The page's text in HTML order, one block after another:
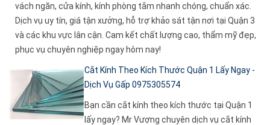
vách ngăn, cửa kính, kính phòng tắm nhanh chóng, chuẩn xác.
Dịch vụ uy tín, giá tận xưởng, hỗ trợ khảo sát tận nơi tại Quận 3
và các khu vực lân cận. Cam kết chất lượng cao, thẩm mỹ đẹp,
phục vụ chuyên nghiệp ngay hôm nay!
Cắt Kính Theo Kích Thước Quận 1 Lấy Ngay -
Dịch Vụ Gấp 0975305574
Bạn cần cắt kính theo kích thước tại Quận 1
lấy ngay? Mr Vượng chuyên dịch vụ cắt kính